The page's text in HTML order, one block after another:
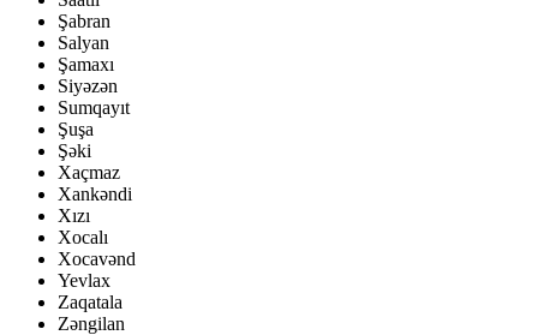
Şabran
Salyan
Şamaxı
Siyəzən
Sumqayıt
Şuşa
Şəki
Xaçmaz
Xankəndi
Xızı
Xocalı
Xocavənd
Yevlax
Zaqatala
Zəngilan